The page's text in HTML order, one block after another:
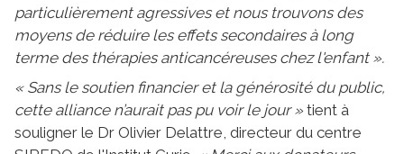
particulièrement agressives et nous trouvons des
moyens de réduire les effets secondaires à long
terme des thérapies anticancéreuses chez l'enfant ».
« Sans le soutien financier et la générosité du public,
cette alliance n’aurait pas pu voir le jour » tient à
souligner le Dr Olivier Delattre, directeur du centre